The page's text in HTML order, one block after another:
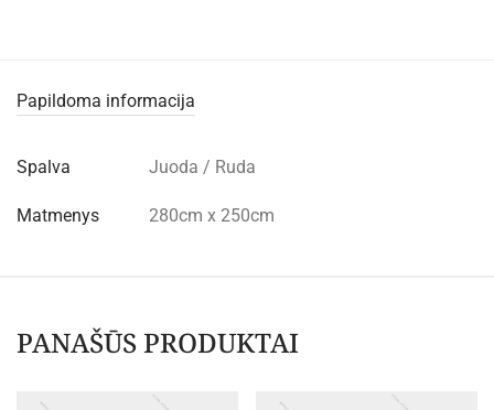
Papildoma informacija
Spalva Juoda / Ruda
Matmenys 280cm x 250cm
PANAŠŪS PRODUKTAI